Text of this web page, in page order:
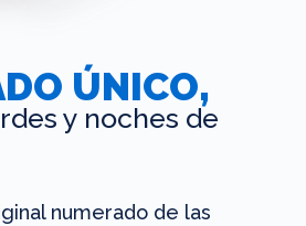
ÚNICO,
y noches de
numerado de las